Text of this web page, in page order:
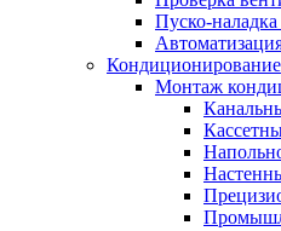
Пуско-
Кондиционирование
Монтаж